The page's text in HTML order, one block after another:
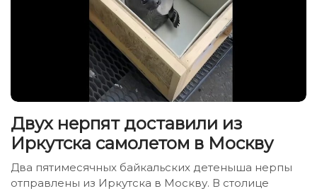
Двух нерпят доставили из
Иркутска самолетом в Москву
Два пятимесячных байкальских детеныша нерпы
отправлены из Иркутска в Москву. В столице